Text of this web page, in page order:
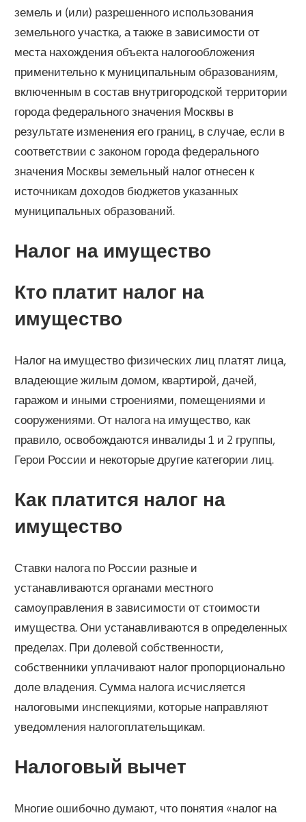
земель и (или) разрешенного использования
земельного участка, а также в зависимости от
места нахождения объекта налогообложения
применительно к муниципальным образованиям,
включенным в состав внутригородской территории
города федерального значения Москвы в
результате изменения его границ, в случае, если в
соответствии с законом города федерального
значения Москвы земельный налог отнесен к
источникам доходов бюджетов указанных
муниципальных образований.
Налог на имущество
Кто платит налог на
имущество
Налог на имущество физических лиц платят лица,
владеющие жилым домом, квартирой, дачей,
гаражом и иными строениями, помещениями и
сооружениями. От налога на имущество, как
правило, освобождаются инвалиды 1 и 2 группы,
Герои России и некоторые другие категории лиц.
Как платится налог на
имущество
Ставки налога по России разные и
устанавливаются органами местного
самоуправления в зависимости от стоимости
имущества. Они устанавливаются в определенных
пределах. При долевой собственности,
собственники уплачивают налог пропорционально
доле владения. Сумма налога исчисляется
налоговыми инспекциями, которые направляют
уведомления налогоплательщикам.
Налоговый вычет
Многие ошибочно думают, что понятия «налог на